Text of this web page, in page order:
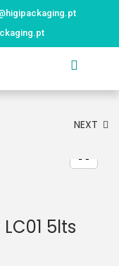
NEXT
5lts